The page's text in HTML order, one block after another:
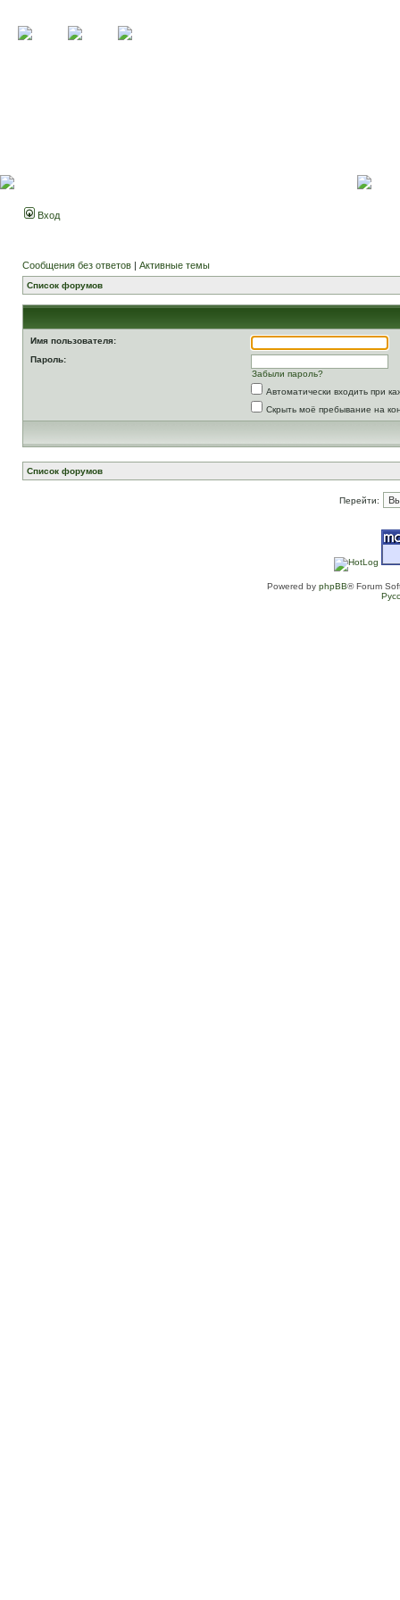
Вход
Сообщения без ответов | Активные темы
Список форумов
Имя пользователя:
Пароль:
Забыли пароль?
Автоматически входить при
Скрыть моё пребывание на
Список форумов
Перейти:
Powered by phpBB® Forum